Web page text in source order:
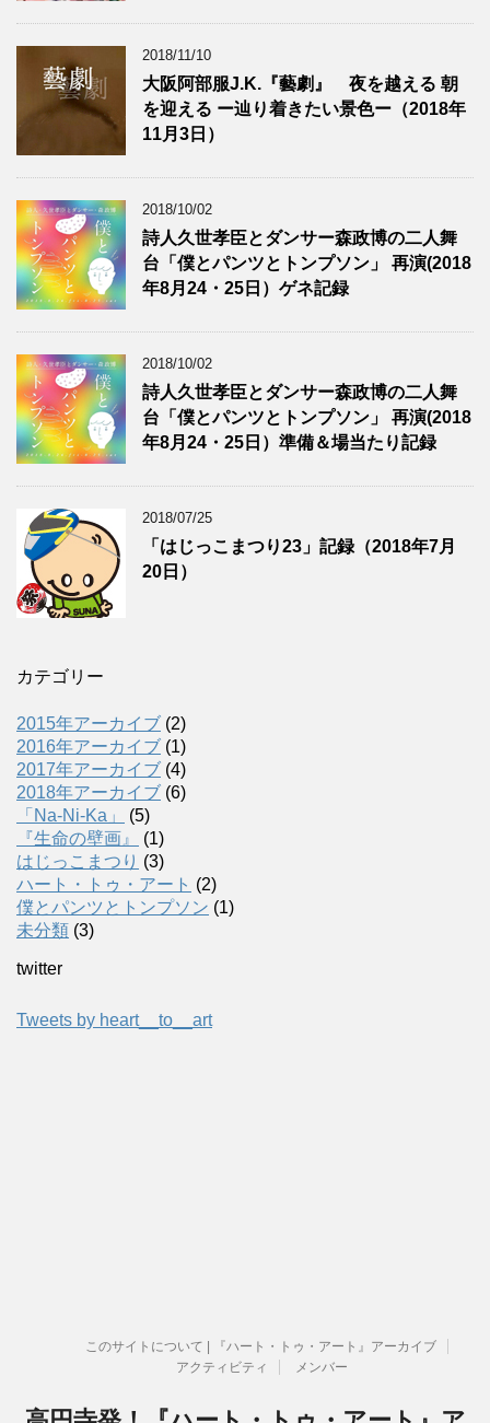
2018/11/10
大阪阿部服J.K.『藝劇』 夜を越える 朝
を迎える ー辿り着きたい景色ー（2018年
11月3日）
2018/10/02
詩人久世孝臣とダンサー森政博の二人舞
台「僕とパンツとトンプソン」 再演(2018
年8月24・25日）ゲネ記録
2018/10/02
詩人久世孝臣とダンサー森政博の二人舞
台「僕とパンツとトンプソン」 再演(2018
年8月24・25日）準備＆場当たり記録
2018/07/25
「はじっこまつり23」記録（2018年7月
20日）
カテゴリー
2015年アーカイブ (2)
2016年アーカイブ (1)
2017年アーカイブ (4)
2018年アーカイブ (6)
「Na-Ni-Ka」
(5)
『生命の壁画』
(1)
はじっこまつり (3)
ハート・トゥ・アート (2)
僕とパンツとトンプソン (1)
未分類 (3)
twitter
Tweets by heart__to__art
このサイトについて | 『ハート・トゥ・アート』アーカイブ
アクティビティ
メンバー